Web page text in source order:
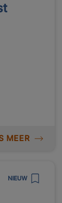
MEER
NIEUW